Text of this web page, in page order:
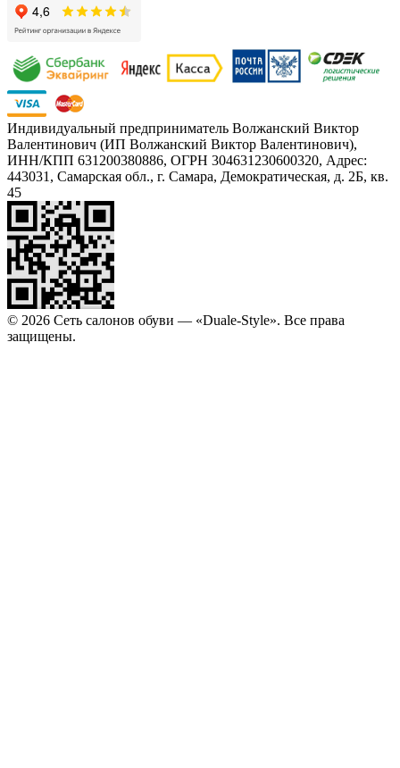
Индивидуальный предприниматель Волжанский Виктор
Валентинович (ИП Волжанский Виктор Валентинович),
ИНН/КПП 631200380886, ОГРН 304631230600320, Адрес:
443031, Самарская обл., г. Самара, Демократическая, д. 2Б, кв.
45
© 2026 Сеть салонов обуви — «Duale-Style». Все права
защищены.